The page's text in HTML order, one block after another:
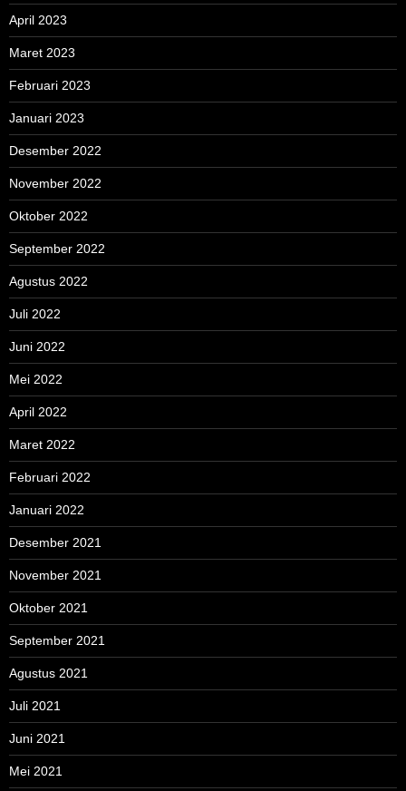
April 2023
Maret 2023
Februari 2023
Januari 2023
Desember 2022
November 2022
Oktober 2022
September 2022
Agustus 2022
Juli 2022
Juni 2022
Mei 2022
April 2022
Maret 2022
Februari 2022
Januari 2022
Desember 2021
November 2021
Oktober 2021
September 2021
Agustus 2021
Juli 2021
Juni 2021
Mei 2021